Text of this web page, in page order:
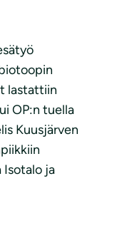
lastattiin
OP:n tuella
Kuusjärven
Isotalo ja